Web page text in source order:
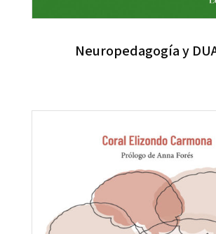
Neuropedagogía y